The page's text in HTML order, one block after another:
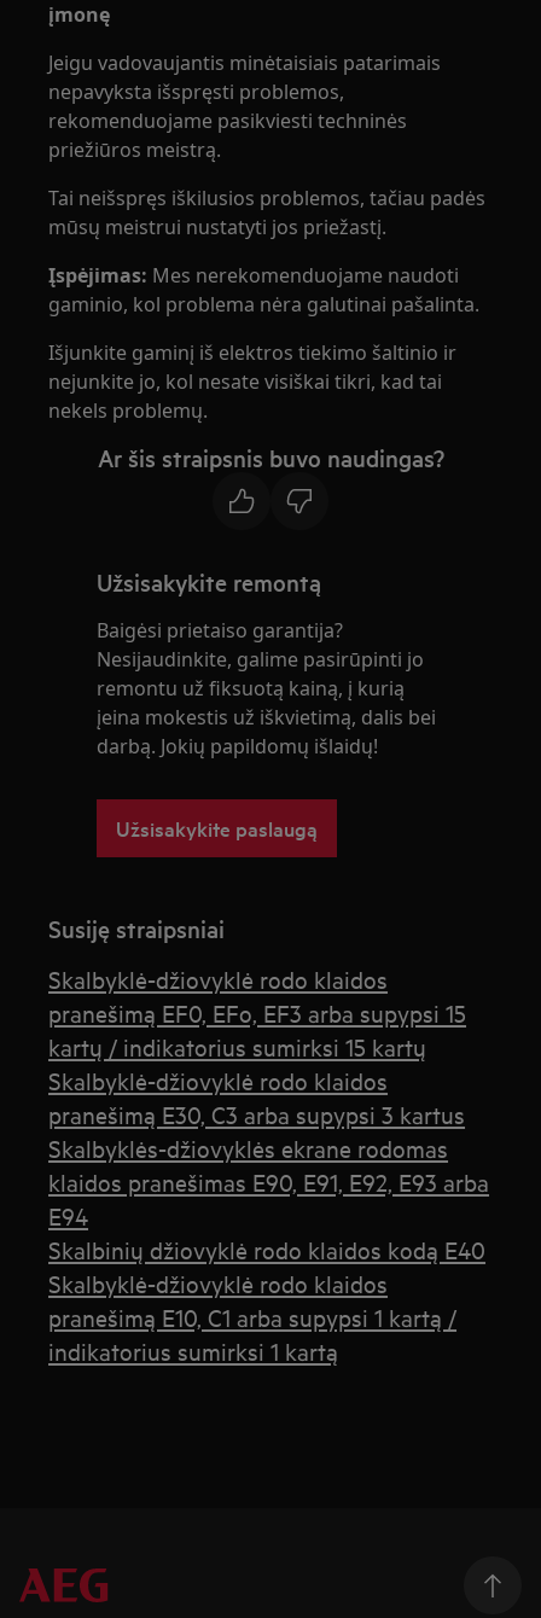
įmonę
Jeigu vadovaujantis minėtaisiais patarimais
nepavyksta išspręsti problemos,
rekomenduojame pasikviesti techninės
priežiūros meistrą.
Tai neišspręs iškilusios problemos, tačiau padės
mūsų meistrui nustatyti jos priežastį.
Įspėjimas: Mes nerekomenduojame naudoti
gaminio, kol problema nėra galutinai pašalinta.
Išjunkite gaminį iš elektros tiekimo šaltinio ir
nejunkite jo, kol nesate visiškai tikri, kad tai
nekels problemų.
Ar šis straipsnis buvo naudingas?
Užsisakykite remontą
Baigėsi prietaiso garantija?
Nesijaudinkite, galime pasirūpinti jo
remontu už fiksuotą kainą, į kurią
įeina mokestis už iškvietimą, dalis bei
darbą. Jokių papildomų išlaidų!
Užsisakykite paslaugą
Susiję straipsniai
Skalbyklė-džiovyklė rodo klaidos
pranešimą EF0, EFo, EF3 arba supypsi 15
kartų / indikatorius sumirksi 15 kartų
Skalbyklė-džiovyklė rodo klaidos
pranešimą E30, C3 arba supypsi 3 kartus
Skalbyklės-džiovyklės ekrane rodomas
klaidos pranešimas E90, E91, E92, E93 arba
E94
Skalbinių džiovyklė rodo klaidos kodą E40
Skalbyklė-džiovyklė rodo klaidos
pranešimą E10, C1 arba supypsi 1 kartą /
indikatorius sumirksi 1 kartą